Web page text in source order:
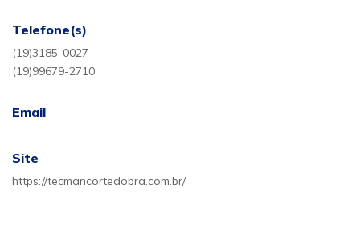
Telefone(s)
(19)3185-0027
(19)99679-2710
Email
Site
https://tecmancortedobra.com.br/